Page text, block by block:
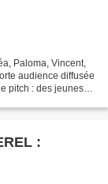
Paloma, Vincent,
audience diffusée
pitch : des jeunes
: